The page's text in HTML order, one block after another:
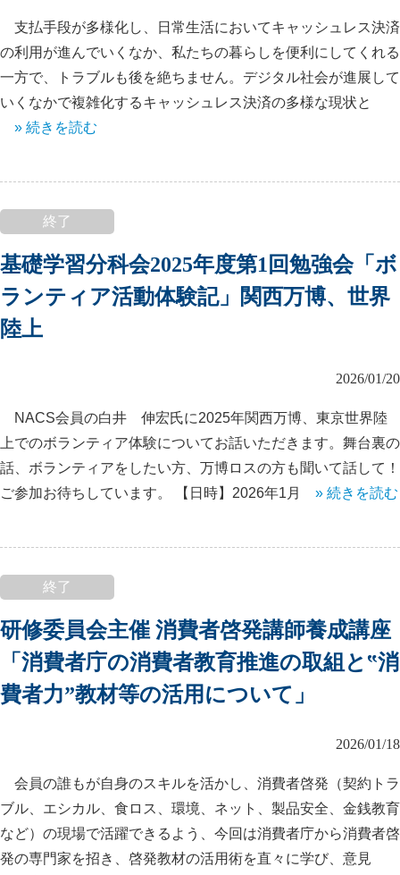
支払手段が多様化し、日常生活においてキャッシュレス決済
の利用が進んでいくなか、私たちの暮らしを便利にしてくれる
一方で、トラブルも後を絶ちません。デジタル社会が進展して
いくなかで複雑化するキャッシュレス決済の多様な現状と
» 続きを読む
終了
基礎学習分科会2025年度第1回勉強会「ボ
ランティア活動体験記」関西万博、世界
陸上
2026/01/20
NACS会員の白井 伸宏氏に2025年関西万博、東京世界陸
上でのボランティア体験についてお話いただきます。舞台裏の
話、ボランティアをしたい方、万博ロスの方も聞いて話して！
ご参加お待ちしています。 【日時】2026年1月
» 続きを読む
終了
研修委員会主催 消費者啓発講師養成講座
「消費者庁の消費者教育推進の取組と‟消
費者力”教材等の活用について」
2026/01/18
会員の誰もが自身のスキルを活かし、消費者啓発（契約トラ
ブル、エシカル、食ロス、環境、ネット、製品安全、金銭教育
など）の現場で活躍できるよう、今回は消費者庁から消費者啓
発の専門家を招き、啓発教材の活用術を直々に学び、意見